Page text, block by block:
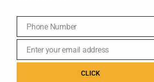
Phone
Number
Phone Number
EmailEnter your email address
CLICK